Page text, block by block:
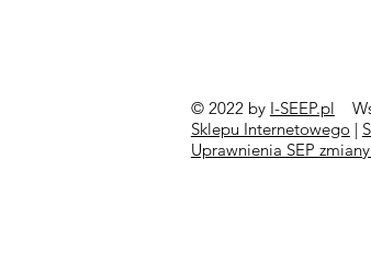
© 2022 by I-SEEP.pl
Sklepu Internetowego |
Uprawnienia SEP